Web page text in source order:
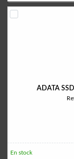
ADATA
En stock